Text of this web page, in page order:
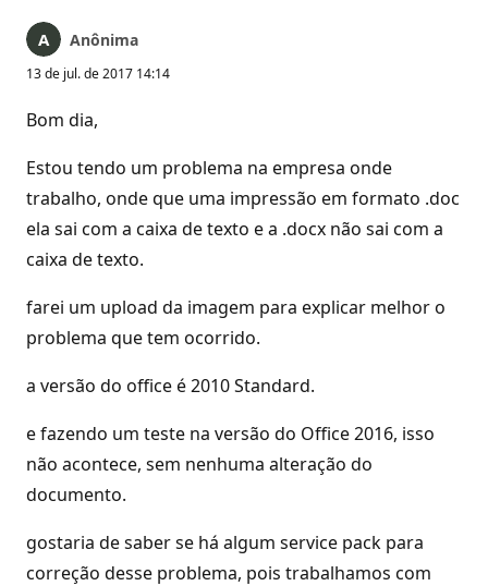
Anônima
13 de jul. de 2017 14:14
Bom dia,
Estou tendo um problema na empresa onde
trabalho, onde que uma impressão em formato .doc
ela sai com a caixa de texto e a .docx não sai com a
caixa de texto.
farei um upload da imagem para explicar melhor o
problema que tem ocorrido.
a versão do office é 2010 Standard.
e fazendo um teste na versão do Office 2016, isso
não acontece, sem nenhuma alteração do
documento.
gostaria de saber se há algum service pack para
correção desse problema, pois trabalhamos com